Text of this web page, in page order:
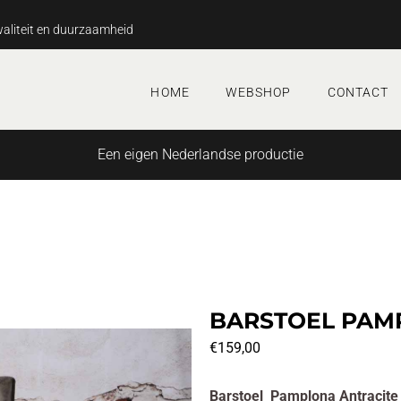
en duurzaamheid
HOME WEBSHOP CONTACT
Een eigen Nederlandse productie
BARSTOEL
€159,00
Barstoel Pamplona Antracite